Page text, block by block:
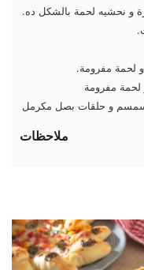
و نحشيه لحمة بالشكل ده.
لحمة مفرومة.
مفرومة
سمسم و حلقات بصل مكرمل
ملاحظات